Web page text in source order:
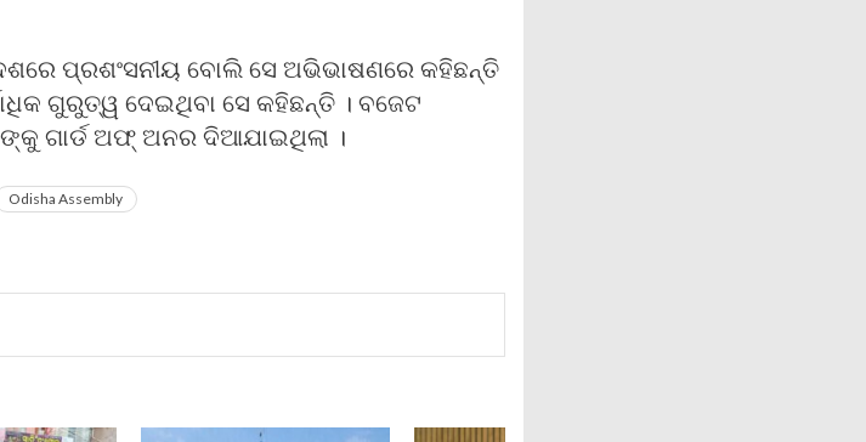
ପ୍ରଶଂସନୀୟ ବୋଲି ସେ ଅଭିଭାଷଣରେ କହିଛନ୍ତି
ଗୁରୁତ୍ୱ ଦେଇଥିବା ସେ କହିଛନ୍ତି । ବଜେଟ
ଗାର୍ଡ ଅଫ୍ ଅନର ଦିଆଯାଇଥିଲା ।
Odisha Assembly